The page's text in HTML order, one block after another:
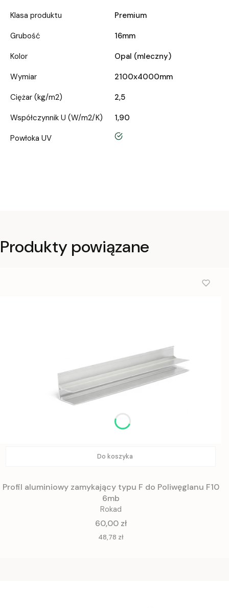
Klasa produktu
Premium
Grubość
16mm
Kolor
Opal (mleczny)
Wymiar
2100x4000mm
Ciężar (kg/m2)
2,5
Współczynnik U (W/m2/K)
1,90
Powłoka UV
tak
Produkty powiązane
Do koszyka
Profil aluminiowy zamykający typu F do Poliwęglanu F10
6mb
Rokad
Cena
60,00 zł
Cena
48,78 zł